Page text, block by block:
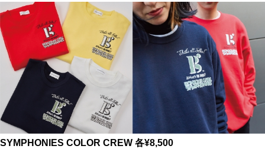
SYMPHONIES COLOR CREW 各¥8,500